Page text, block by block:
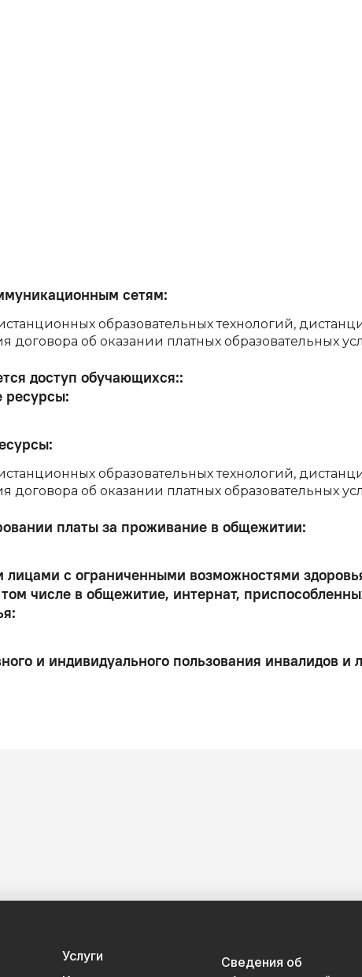
сетям:
образовательных технологий,
об оказании платных образовательных
доступ обучающихся::
ресурсы:
:
образовательных технологий,
об оказании платных образовательных
платы за проживание в общежитии:
с ограниченными возможностями
числе в общежитие, интернат,
:
и индивидуального пользования инвалидов
Услуги
Сведения об